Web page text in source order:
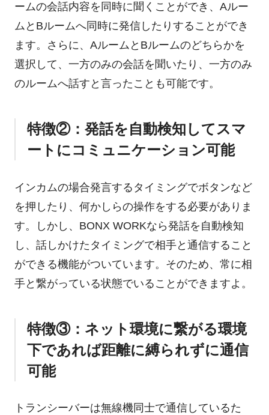
ームの会話内容を同時に聞くことができ、Aルー
ムとBルームへ同時に発信したりすることができ
ます。さらに、AルームとBルームのどちらかを
選択して、一方のみの会話を聞いたり、一方のみ
のルームへ話すと言ったことも可能です。
特徴②：発話を自動検知してスマ
ートにコミュニケーション可能
インカムの場合発言するタイミングでボタンなど
を押したり、何かしらの操作をする必要がありま
す。しかし、BONX WORKなら発話を自動検知
し、話しかけたタイミングで相手と通信すること
ができる機能がついています。そのため、常に相
手と繋がっている状態でいることができますよ。
特徴③：ネット環境に繋がる環境
下であれば距離に縛られずに通信
可能
トランシーバーは無線機同士で通信しているた